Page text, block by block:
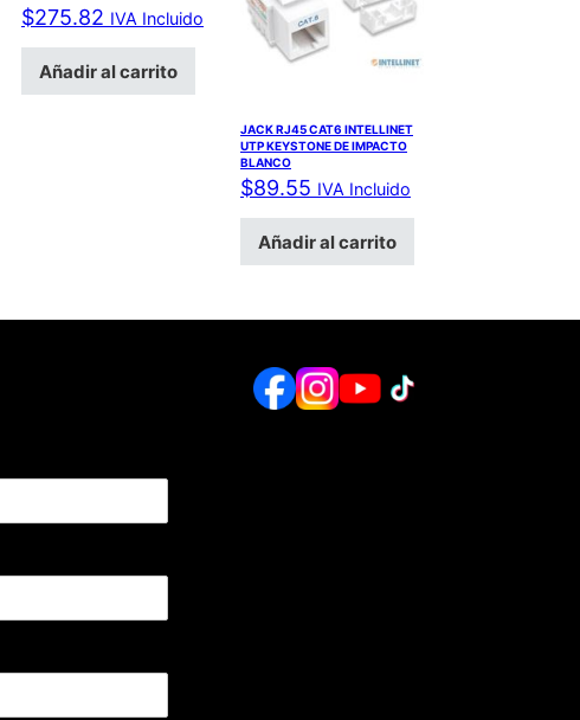
$275.82 IVA Incluido
Añadir al carrito
JACK RJ45 CAT6 INTELLINET
UTP KEYSTONE DE IMPACTO
BLANCO
$89.55 IVA Incluido
Añadir al carrito